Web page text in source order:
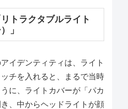
トラクタブルライト
」
イデンティティは、ライト
チを入れると、まるで当時
に、ライトカバーが「パカ
、中からヘッドライトが顔